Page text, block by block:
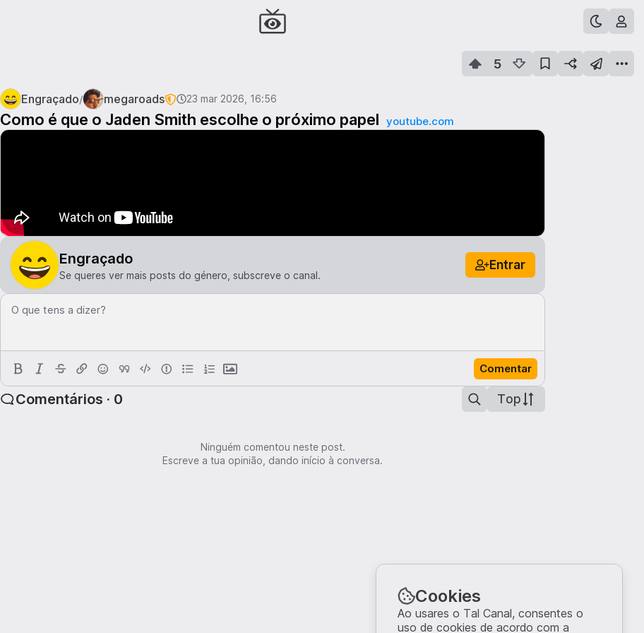
5
Engraçado/ megaroads 23 mar 2026, 16:56
Como é que o Jaden Smith escolhe o próximo papel youtube.com
Engraçado
Se queres ver mais posts do género, subscreve o canal.
Entrar
O que tens a dizer?
Comentar
Comentários · 0 Top
Ninguém comentou neste post.
Escreve a tua opinião, dando início à conversa.
Cookies
Ao usares o Tal Canal, consentes o
uso de cookies de acordo com a